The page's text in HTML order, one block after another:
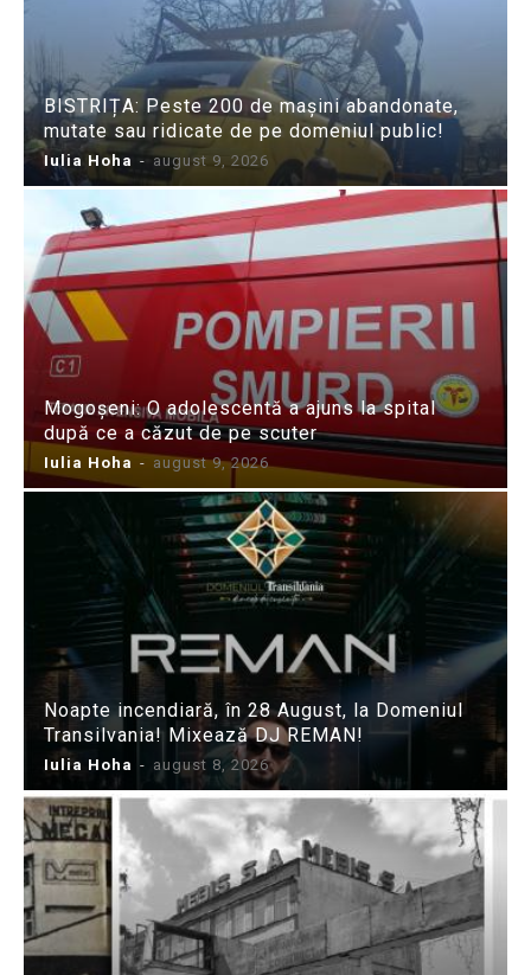
BISTRIȚA: Peste 200 de mașini abandonate,
mutate sau ridicate de pe domeniul public!
Iulia Hoha - august 9, 2026
Mogoșeni: O adolescentă a ajuns la spital
după ce a căzut de pe scuter
Iulia Hoha - august 9, 2026
Noapte incendiară, în 28 August, la Domeniul
Transilvania! Mixează DJ REMAN!
Iulia Hoha - august 8, 2026